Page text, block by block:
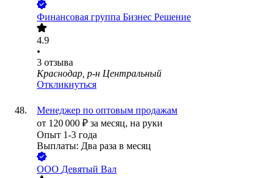
Финансовая группа Бизнес Решение
4.9
•
3 отзыва
Краснодар, р-н Центральный
Откликнуться
Менеджер по оптовым продажам
от 120 000 ₽ за месяц, на руки
Опыт 1-3 года
Выплаты: Два раза в месяц
ООО Девятый Вал